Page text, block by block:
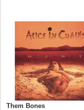
Them Bones